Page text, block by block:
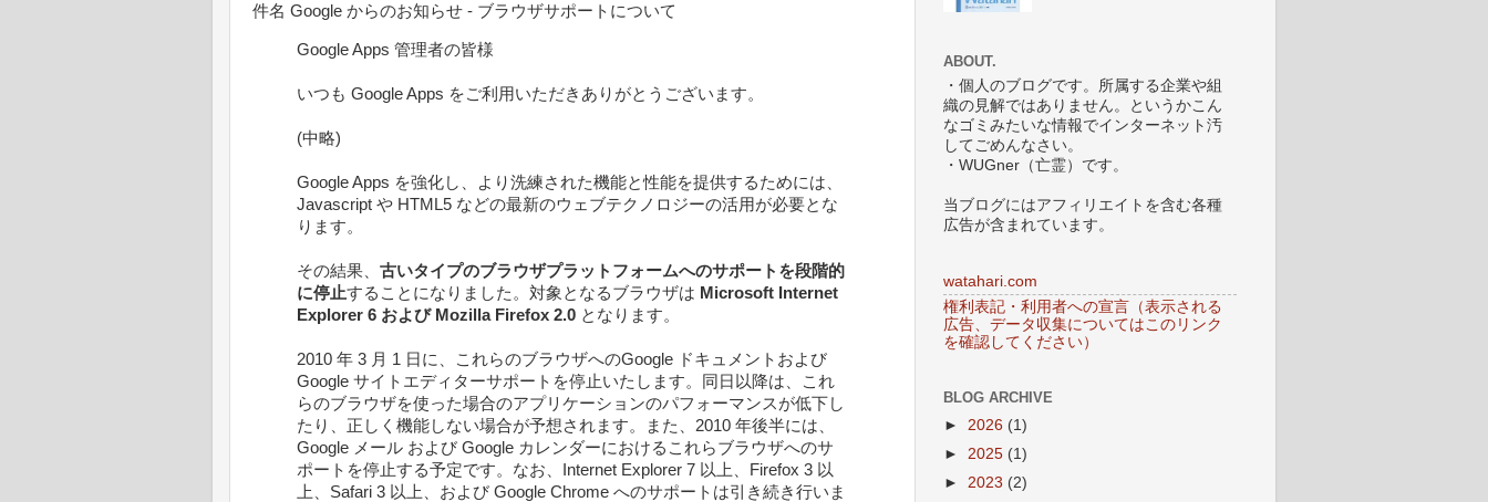
件名 Google からのお知らせ - ブラウザサポートについて
Google Apps 管理者の皆様
いつも Google Apps をご利用いただきありがとうございます。
(中略)
Google Apps を強化し、より洗練された機能と性能を提供するためには、
Javascript や HTML5 などの最新のウェブテクノロジーの活用が必要とな
ります。
その結果、 古いタイプのブラウザプラットフォームへのサポートを段階的
に停止することになりました。対象となるブラウザは Microsoft Internet
Explorer 6 および Mozilla Firefox 2.0 となります。
2010 年 3 月 1 日に、これらのブラウザへのGoogle ドキュメントおよび
Google サイトエディターサポートを停止いたします。同日以降は、これ
らのブラウザを使った場合のアプリケーションのパフォーマンスが低下し
たり、正しく機能しない場合が予想されます。また、2010 年後半には、
Google メール および Google カレンダーにおけるこれらブラウザへのサ
ポートを停止する予定です。なお、Internet Explorer 7 以上、Firefox 3 以
上、Safari 3 以上、および Google Chrome へのサポートは引き続き行いま
ABOUT.
・個人のブログです。所属する企業や組
織の見解ではありません。というかこん
なゴミみたいな情報でインターネット汚
してごめんなさい。
・WUGner（亡霊）です。
当ブログにはアフィリエイトを含む各種
広告が含まれています。
watahari.com
権利表記・利用者への宣言（表示される
広告、データ収集についてはこのリンク
を確認してください）
BLOG ARCHIVE
► 2026 (1)
► 2025 (1)
► 2023 (2)